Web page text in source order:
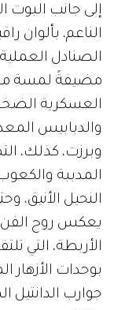
إلى جانب البوت
الناعم، بألوان
الصنادل
مضيفةً لمسة من
العسكرية
والدبابيس
وبرزت، كذلك،
المدببة
النحيل الأنيق،
يعكس روح الفن
الأربطة، التي
بوحدات
جوارب الدانتيل